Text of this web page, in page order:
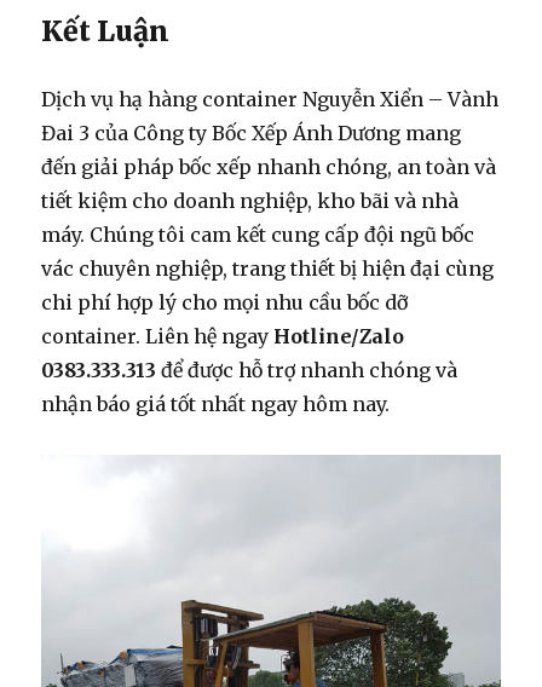
Kết Luận
Dịch vụ hạ hàng container Nguyễn Xiển – Vành
Đai 3 của Công ty Bốc Xếp Ánh Dương mang
đến giải pháp bốc xếp nhanh chóng, an toàn và
tiết kiệm cho doanh nghiệp, kho bãi và nhà
máy. Chúng tôi cam kết cung cấp đội ngũ bốc
vác chuyên nghiệp, trang thiết bị hiện đại cùng
chi phí hợp lý cho mọi nhu cầu bốc dỡ
container. Liên hệ ngay Hotline/Zalo
0383.333.313 để được hỗ trợ nhanh chóng và
nhận báo giá tốt nhất ngay hôm nay.